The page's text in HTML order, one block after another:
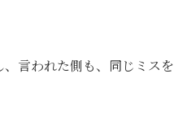
言われた側も、同じミスを